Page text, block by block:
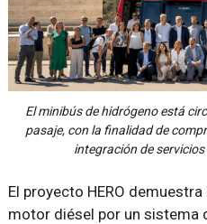
El minibús de hidrógeno está
pasaje, con la finalidad de
integración de
El proyecto HERO
motor diésel por un sistema